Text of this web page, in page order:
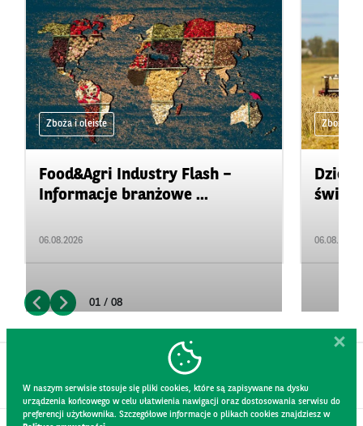
Zboża i oleiste
Food&Agri Industry Flash –
Informacje branżowe ...
06.08.2026
Zboża i
06.08.2026
01 / 08
W naszym serwisie stosuje się pliki cookies, które są zapisywane na dysku
urządzenia końcowego w celu ułatwienia nawigacji oraz dostosowania serwisu do
preferencji użytkownika. Szczegółowe informacje o plikach cookies znajdziesz w